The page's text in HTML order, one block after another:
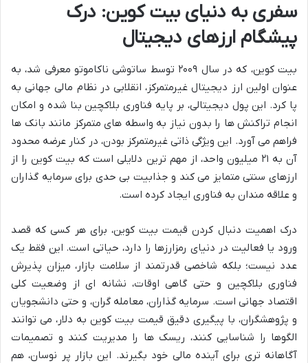
سفری به دنیای بیت کوین: درک
پیشگام ارزهای دیجیتال
بیت کوین، که در سال ۲۰۰۹ توسط ساتوشی ناکاموتو معرفی شد، به
عنوان اولین ارز دیجیتال غیرمتمرکز، انقلابی در نظام مالی جهانی به
پا کرد. این پول دیجیتالی، بر پایه فناوری بلاکچین بنا شده و امکان
انجام تراکنش ها را بدون نیاز به واسطه های متمرکز مانند بانک ها
فراهم می آورد. این ویژگی ذاتی غیرمتمرکز بودن، در کنار عرضه محدود
آن به ۲۱ میلیون واحد، از مهم ترین دلایلی است که بیت کوین را از
ارزهای سنتی متمایز می کند و جذابیت بی حدی برای سرمایه گذاران
و علاقه مندان به فناوری ایجاد کرده است.
درک اهمیت دنبال کردن قیمت بیت کوین، برای هر کسی که قصد
ورود یا فعالیت در دنیای رمزارزها را دارد، حیاتی است. این فقط یک
عدد نیست؛ بلکه شاخصی قدرتمند از سلامت بازار، میزان پذیرش
فناوری بلاکچین و حتی گاهی اوقات، نشانه ای از وضعیت کلی
اقتصاد جهانی است. سرمایه گذاران، معامله گران، و حتی دانشجویان
و پژوهشگران، با پیگیری دقیق قیمت بیت کوین به دلار، می توانند
الگوها را شناسایی کنند، ریسک ها را مدیریت کنند و تصمیمات
آگاهانه تری برای آینده مالی خود بگیرند. این بازار پر نوسان، هم